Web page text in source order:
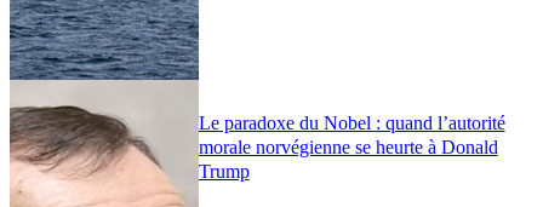
Le paradoxe du Nobel : quand l’autorité
morale norvégienne se heurte à Donald
Trump